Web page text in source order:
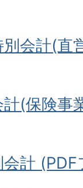
会計(直
(保険事
計